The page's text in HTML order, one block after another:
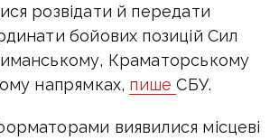
розвідати й передати
бойових позицій Сил
Краматорському
напрямках, пишеСБУ.
виявилися місцеві